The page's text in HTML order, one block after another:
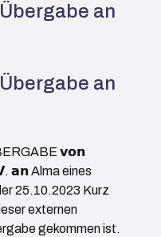
an
an
𝘃𝗼𝗻
𝗮𝗻 Alma eines
25.10.2023 Kurz
externen
gekommen ist.